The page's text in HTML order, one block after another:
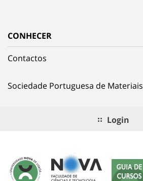
CONHECER
Contactos
Sociedade Portuguesa de Materiais
Login